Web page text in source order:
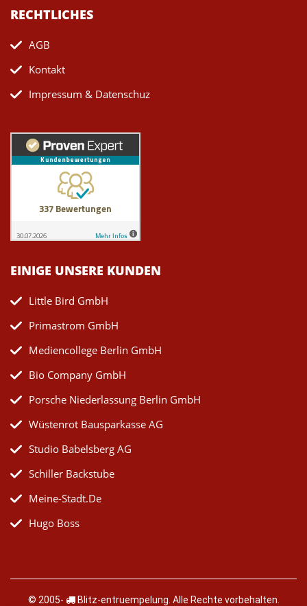
RECHTLICHES
AGB
Kontakt
Impressum & Datenschuz
EINIGE UNSERE KUNDEN
Little Bird GmbH
Primastrom GmbH
Mediencollege Berlin GmbH
Bio Company GmbH
Porsche Niederlassung Berlin GmbH
Wüstenrot Bausparkasse AG
Studio Babelsberg AG
Schiller Backstube
Meine-Stadt.de
Hugo Boss
© 2005- Blitz-entruempelung . Alle Rechte vorbehalten.